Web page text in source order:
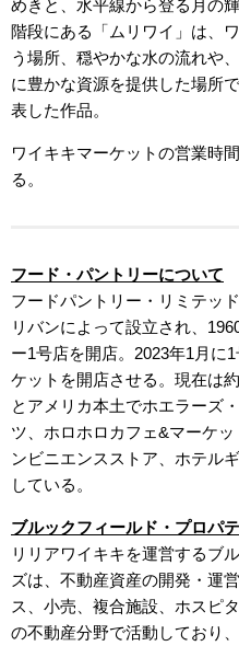
めきと、水平線から登る月の
階段にある「ムリワイ」は、
う場所、穏やかな水の流れや
に豊かな資源を提供した場所
表した作品。
ワイキキマーケットの営業時
る。
フード・パントリーについて
フードパントリー・リミテッ
リバンによって設立され、
ー1号店を開店。2023年1月に
ケットを開店させる。現在は
とアメリカ本土でホエラーズ
ツ、ホロホロカフェ&マーケ
ンビニエンスストア、ホテル
している。
ブルックフィールド・プロパ
リリアワイキキを運営するブ
ズは、不動産資産の開発・運
ス、小売、複合施設、ホスピ
の不動産分野で活動しており